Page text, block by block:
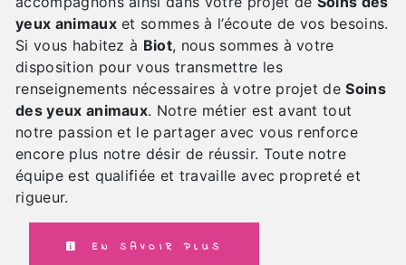
yeux animauxet sommes à l’écoute de vos besoins.
Si vous habitez à Biot, nous sommes à votre
disposition pour vous transmettre les
renseignements nécessaires à votre projet deSoins
des yeux animaux. Notre métier est avant tout
notre passion et le partager avec vous renforce
encore plus notre désir de réussir. Toute notre
équipe est qualifiée et travaille avec propreté et
rigueur.
EN SAVOIR PLUS